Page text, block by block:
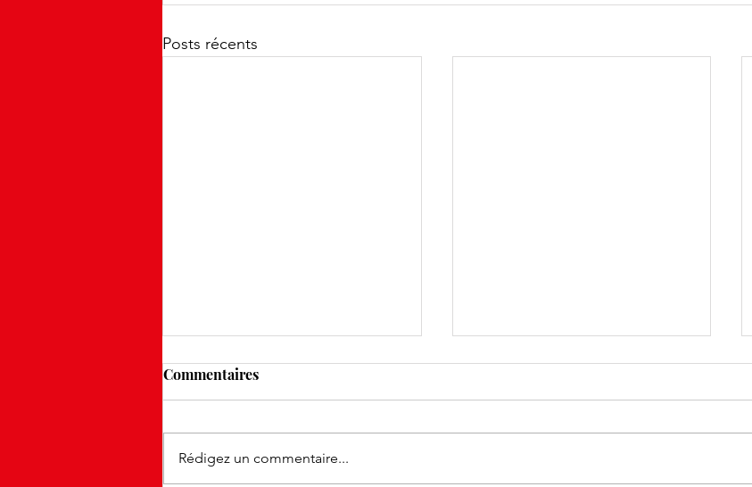
Posts récents
Commentaires
Rédigez un commentaire...